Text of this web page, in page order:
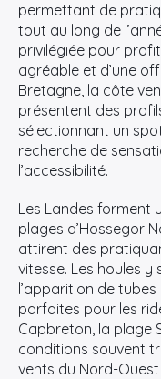
permettant de
tout au long de
privilégiée pour
agréable et d’une
Bretagne, la côte
présentent des
sélectionnant un
recherche de
l’accessibilité.
Les Landes forment
plages d’Hossegor
attirent des
vitesse. Les houles
l’apparition de
parfaites pour les
Capbreton, la plage
conditions souvent
vents du Nord-